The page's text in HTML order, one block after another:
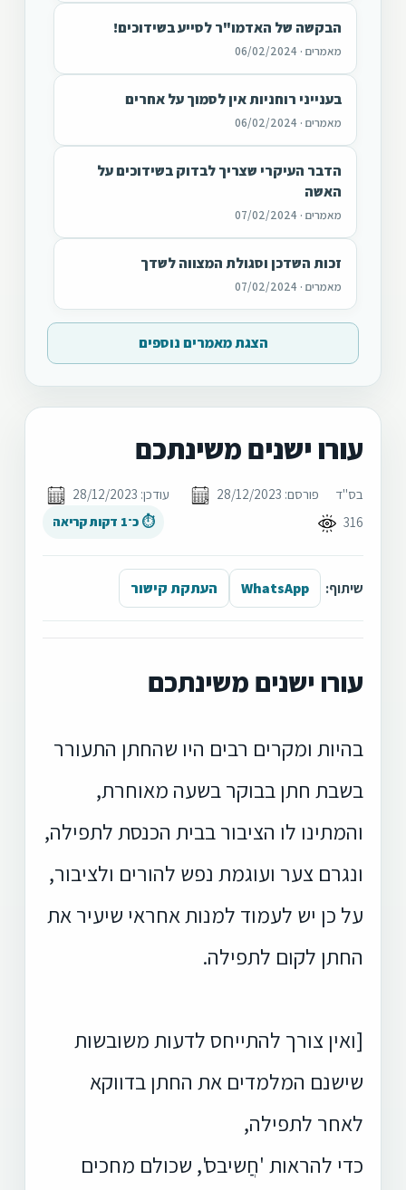
הבקשה של האדמו"ר לסייע בשידוכים!
מאמרים · 06/02/2024
בענייני רוחניות אין לסמוך על אחרים
מאמרים · 06/02/2024
הדבר העיקרי שצריך לבדוק בשידוכים על
האשה
מאמרים · 07/02/2024
זכות השדכן וסגולת המצווה לשדך
מאמרים · 07/02/2024
הצגת מאמרים נוספים
עורו ישנים משינתכם
בס"ד פורסם: 28/12/2023
עודכן: 28/12/2023
316
⏱ כ־1 דקות קריאה
שיתוף: WhatsApp העתקת קישור
עורו ישנים משינתכם
בהיות ומקרים רבים היו שהחתן התעורר
בשבת חתן בבוקר בשעה מאוחרת,
והמתינו לו הציבור בבית הכנסת לתפילה,
ונגרם צער ועוגמת נפש להורים ולציבור,
על כן יש לעמוד למנות אחראי שיעיר את
החתן לקום לתפילה.
[ואין צורך להתייחס לדעות משובשות
שישנם המלמדים את החתן בדווקא
לאחר לתפילה,
כדי להראות 'חֲשיבס', שכולם מחכים